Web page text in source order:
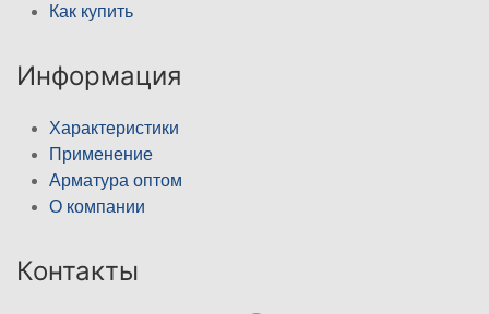
Как купить
Информация
Характеристики
Применение
Арматура оптом
О компании
Контакты